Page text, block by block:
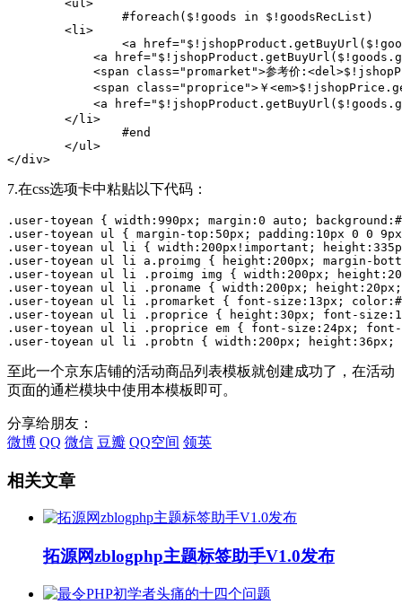
<li>
<a
<span class="promarket">参考价
<span class="proprice">￥
<a
</li>
</div>
7.在css选项卡中粘贴以下代码：
.user-toyean { width:990px; margin:0 auto;
.user-toyean ul { margin-top:50px; padding:10px 0 0
.user-toyean ul li { width:200px!important;
.user-toyean ul li a.proimg { height:200px; margin-
.user-toyean ul li .proimg img { width:200px;
.user-toyean ul li .proname { width:200px;
.user-toyean ul li .promarket { font-size:13px;
.user-toyean ul li .proprice { height:30px; font-
.user-toyean ul li .proprice em { font-size:24px;
.user-toyean ul li .probtn { width:200px;
至此一个京东店铺的活动商品列表模板就创建成功了，在活动
页面的通栏模块中使用本模板即可。
分享给朋友：
微博 QQ 微信 豆瓣 QQ空间 领英
相关文章
拓源网zblogphp主题标签助手V1.0发布